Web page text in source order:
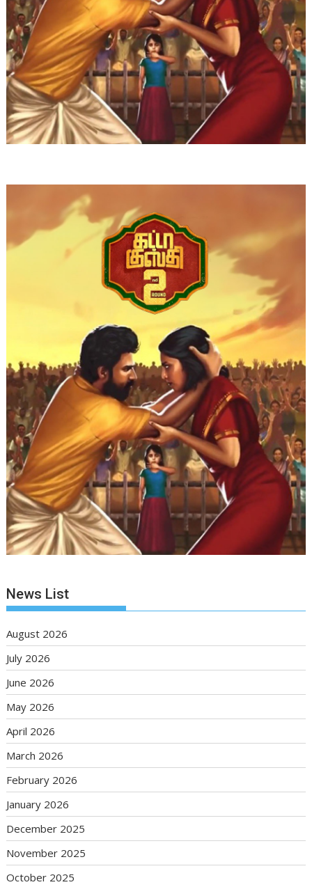
News List
August 2026
July 2026
June 2026
May 2026
April 2026
March 2026
February 2026
January 2026
December 2025
November 2025
October 2025